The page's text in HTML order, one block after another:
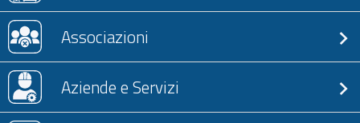
Associazioni
Aziende e Servizi